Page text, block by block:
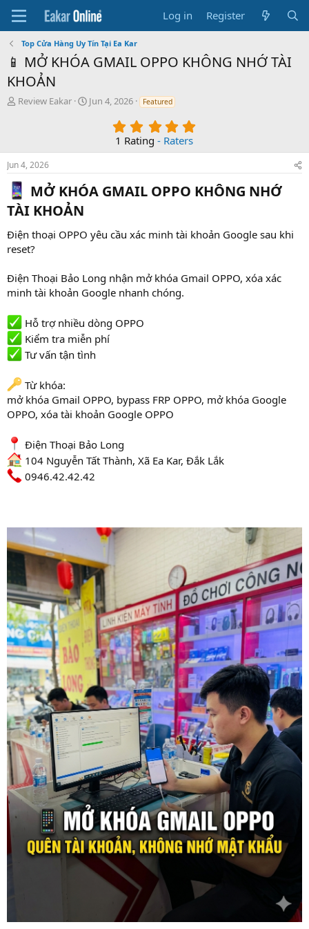
Log in Register
Top Cửa Hàng Uy Tín Tại Ea Kar
📱 MỞ KHÓA GMAIL OPPO KHÔNG NHỚ TÀI
KHOẢN
T
a
d
s
t
a
r
e
r
Review Eakar
S
t
a
t
e
Jun 4, 2026 Featured
0
s
t
a
s
1 Rating- Raters
Jun 4, 2026
MỞ KHÓA GMAIL OPPO KHÔNG NHỚ
TÀI KHOẢN​
Điện thoại OPPO yêu cầu xác minh tài khoản Google sau khi
reset?
Điện Thoại Bảo Long nhận mở khóa Gmail OPPO, xóa xác
minh tài khoản Google nhanh chóng.
Hỗ trợ nhiều dòng OPPO
Kiểm tra miễn phí
Tư vấn tận tình
Từ khóa:
mở khóa Gmail OPPO, bypass FRP OPPO, mở khóa Google
OPPO, xóa tài khoản Google OPPO
Điện Thoại Bảo Long
104 Nguyễn Tất Thành, Xã Ea Kar, Đắk Lắk
0946.42.42.42